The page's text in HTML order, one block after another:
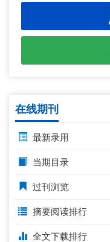
在线期刊
最新录用
当期目录
过刊浏览
摘要阅读排行
全文下载排行